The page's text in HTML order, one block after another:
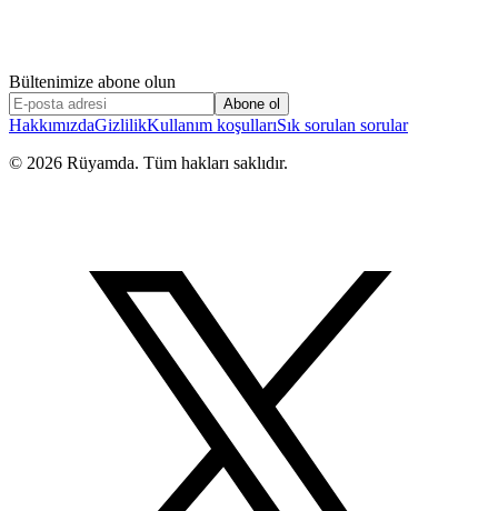
Bültenimize abone olun
Abone ol
HakkımızdaGizlilikKullanım koşullarıSık sorulan sorular
© 2026 Rüyamda. Tüm hakları saklıdır.